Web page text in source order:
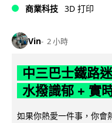
商業科技 3D 打印
Vin 2 小時
中三巴士鐵路
水撥識郁 + 實
如果你熱愛一件事，你會